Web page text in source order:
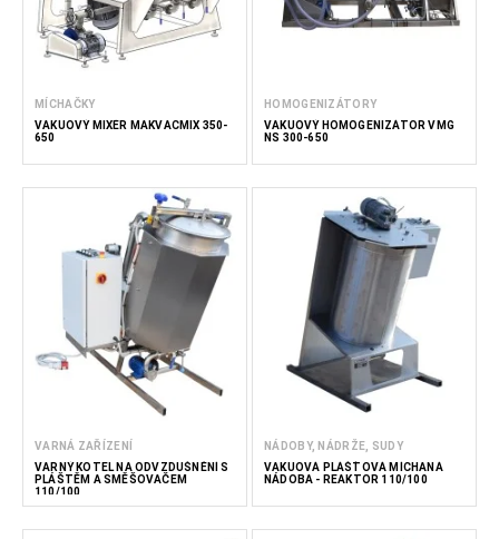
MÍCHAČKY
VAKUOVÝ MIXÉR MAKVACMIX 350-
650
HOMOGENIZÁTORY
VAKUOVÝ HOMOGENIZÁTOR VMG
NS 300-650
VARNÁ ZAŘÍZENÍ
VARNÝ KOTEL NA ODVZDUŠNĚNÍ S
PLÁŠTĚM A SMĚŠOVAČEM
110/100
NÁDOBY, NÁDRŽE, SUDY
VAKUOVÁ PLÁŠŤOVÁ MÍCHANÁ
NÁDOBA - REAKTOR 110/100